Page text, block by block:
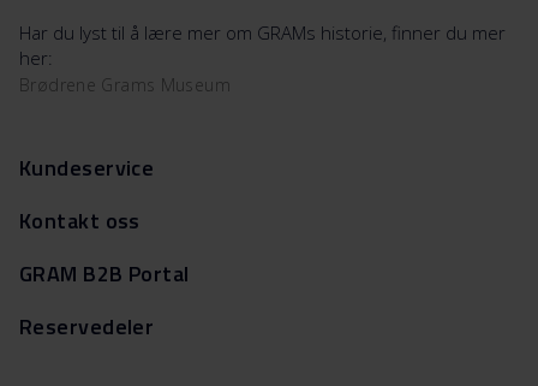
Har du lyst til å lære mer om GRAMs historie, finner du mer
her:
Brødrene Grams Museum
Kundeservice
Kontakt oss
GRAM B2B Portal
Reservedeler